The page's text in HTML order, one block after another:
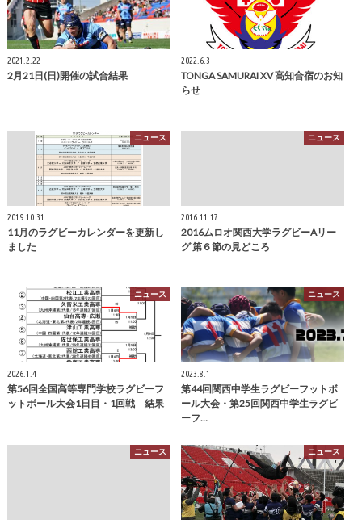
2021.2.22
2月21日(日)開催の試合結果
2022.6.3
TONGA SAMURAI XV 高知合宿のお知
らせ
ニュース
2019.10.31
11月のラグビーカレンダーを更新し
ました
ニュース
2016.11.17
2016ムロオ関西大学ラグビーAリー
グ 第６節の見どころ
ニュース
2026.1.4
第56回全国高等専門学校ラグビーフ
ットボール大会1日目・1回戦 結果
ニュース
2023.8.1
第44回関西中学生ラグビーフットボ
ール大会・第25回関西中学生ラグビ
ーフ…
ニュース ニュース